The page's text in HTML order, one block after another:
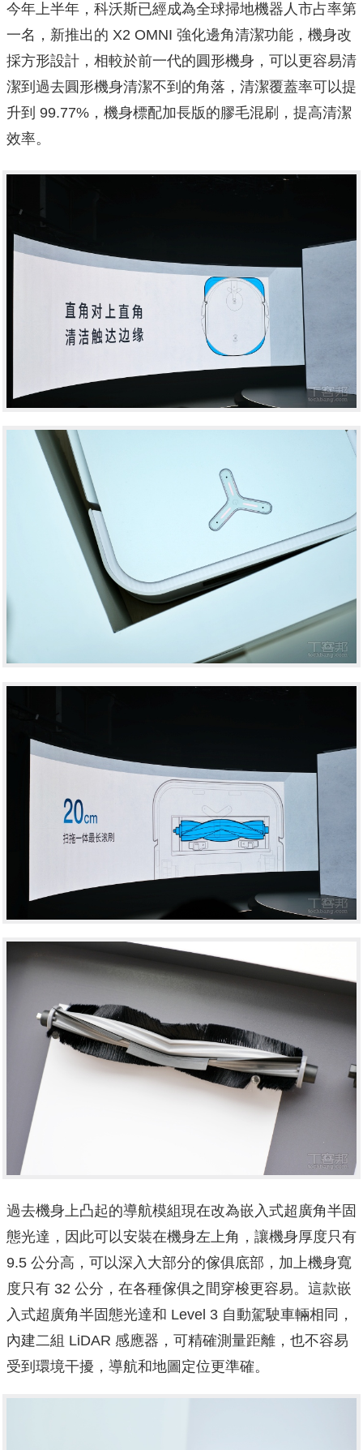
今年上半年，科沃斯已經成為全球掃地機器人市占率第
一名，新推出的 X2 OMNI 強化邊角清潔功能，機身改
採方形設計，相較於前一代的圓形機身，可以更容易清
潔到過去圓形機身清潔不到的角落，清潔覆蓋率可以提
升到 99.77%，機身標配加長版的膠毛混刷，提高清潔
效率。
過去機身上凸起的導航模組現在改為嵌入式超廣角半固
態光達，因此可以安裝在機身左上角，讓機身厚度只有
9.5 公分高，可以深入大部分的傢俱底部，加上機身寬
度只有 32 公分，在各種傢俱之間穿梭更容易。這款嵌
入式超廣角半固態光達和 Level 3 自動駕駛車輛相同，
內建二組 LiDAR 感應器，可精確測量距離，也不容易
受到環境干擾，導航和地圖定位更準確。